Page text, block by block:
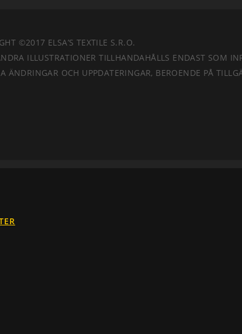
©2017 ELSA’S TEXTILE S.R.O.
ILLUSTRATIONER TILLHANDAHÅLLS ENDAST SOM
OCH UPPDATERINGAR, BEROENDE PÅ